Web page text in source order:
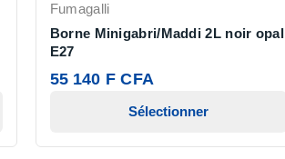
Fumagalli
Borne Minigabri/Maddi 2L noir opal
E27
55 140 F CFA
Sélectionner